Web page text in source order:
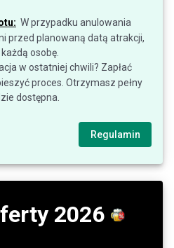
W przypadku anulowania
przed planowaną datą atrakcji,
osobę.
w ostatniej chwili? Zapłać
proces. Otrzymasz pełny
dostępna.
Regulamin
2026